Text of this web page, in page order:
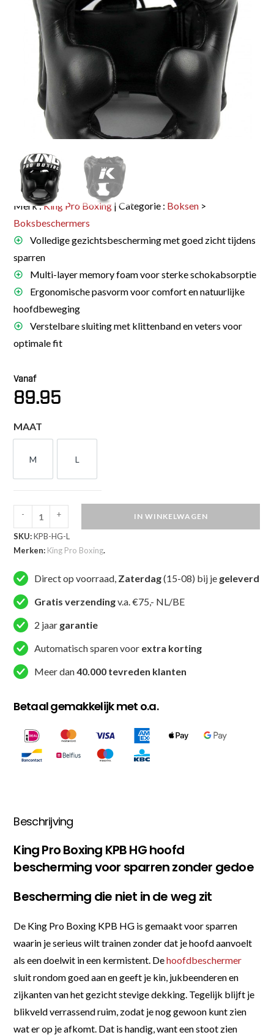
Merk :King Pro Boxing | Categorie : Boksen >
Boksbeschermers
Volledige gezichtsbescherming met goed zicht tijdens
sparren
Multi-layer memory foam voor sterke schokabsorptie
Ergonomische pasvorm voor comfort en natuurlijke
hoofdbeweging
Verstelbare sluiting met klittenband en veters voor
optimale fit
Vanaf
89.95
MAAT
M
M
L
L
Pro
Boxing
Hoofdbeschermer
(KPB
HG)
aantal
- + IN WINKELWAGEN
SKU:KPB-HG-L
Merken: King Pro Boxing.
Direct op voorraad, Zaterdag(15-08) bij je geleverd
Gratis verzendingv.a. €75,- NL/BE
2 jaar garantie
Automatisch sparen voor extra korting
Meer dan40.000 tevreden klanten
Betaal gemakkelijk met o.a.
Beschrijving
King Pro Boxing KPB HG hoofd
bescherming voor sparren zonder gedoe
Bescherming die niet in de weg zit
De King Pro Boxing KPB HG is gemaakt voor sparren
waarin je serieus wilt trainen zonder dat je hoofd aanvoelt
als een doelwit in een kermistent. Dehoofdbeschermer
sluit rondom goed aan en geeft je kin, jukbeenderen en
zijkanten van het gezicht stevige dekking. Tegelijk blijft je
blikveld verrassend ruim, zodat je nog gewoon kunt zien
wat er op je afkomt. Dat is handig, want een stoot zien